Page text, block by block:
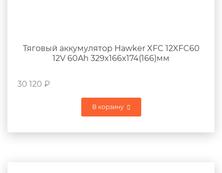
Тяговый аккумулятор Hawker XFC 12XFC60
12V 60Ah 329x166x174(166)мм
30 120 ₽
В корзину